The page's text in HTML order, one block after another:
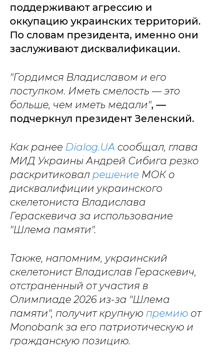
поддерживают агрессию и
оккупацию украинских территорий.
По словам президента, именно они
заслуживают дисквалификации.
"Гордимся Владиславом и его
поступком. Иметь смелость — это
больше, чем иметь медали", —
подчеркнул президент Зеленский.
Как ранее Dialog.UA сообщал, глава
МИД Украины Андрей Сибига резко
раскритиковал решение МОК о
дисквалифиции украинского
скелетониста Владислава
Гераскевича за использование
"Шлема памяти".
Также, напомним, украинский
скелетонист Владислав Гераскевич,
отстраненный от участия в
Олимпиаде 2026 из‑за "Шлема
памяти", получит крупную премию от
Monobank за его патриотическую и
гражданскую позицию.